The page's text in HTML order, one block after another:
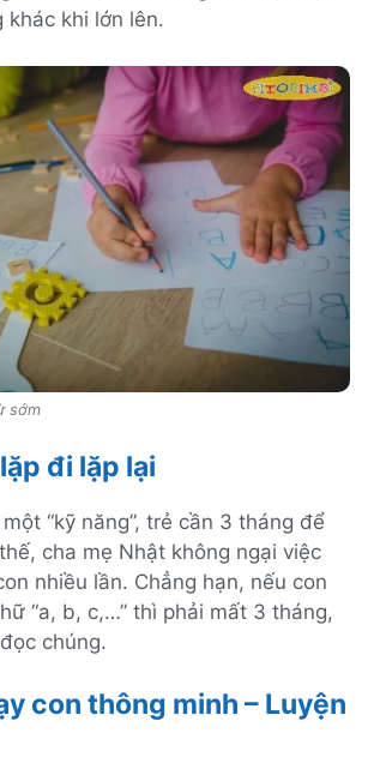
khác khi lớn lên.
sớm
đi lặp lại
“kỹ năng”, trẻ cần 3 tháng để
thế, cha mẹ Nhật không ngại việc
nhiều lần. Chẳng hạn, nếu con
“a, b, c,…” thì phải mất 3 tháng,
chúng.
con thông minh – Luyện